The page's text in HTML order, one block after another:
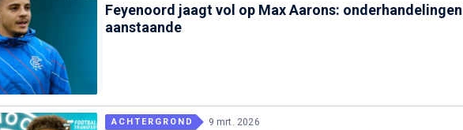
Feyenoord jaagt vol op Max Aarons: onderhandelingen
aanstaande
ACHTERGROND 9 mrt. 2026